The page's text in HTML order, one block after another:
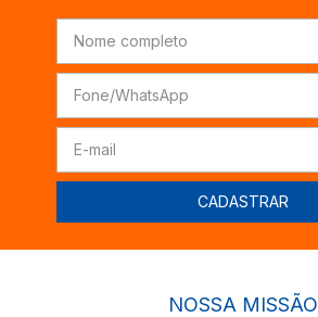
NOSSA MISSÃO